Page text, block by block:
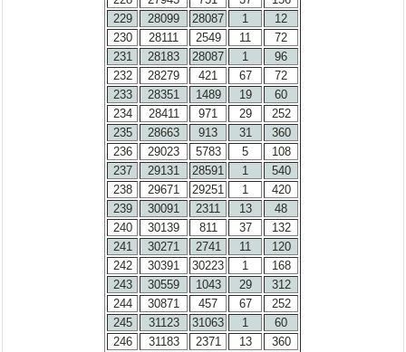
229
28099 28087 1
12
230
28111 2549 11
72
231
28183 28087 1
96
232
28279 421 67
72
233
28351 1489 19
60
234
28411 971 29
252
235
28663 913 31
360
236
29023 5783 5
108
237
29131 28591 1
540
238
29671 29251 1
420
239
30091 2311 13
48
240
30139 811 37
132
241
30271 2741 11
120
242
30391 30223 1
168
243
30559 1043 29
312
244
30871 457 67
252
245
31123 31063 1
60
246
31183 2371 13
360